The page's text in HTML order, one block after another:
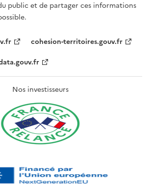
public et de partager ces informations
cohesion-territoires.gouv.fr
Nos investisseurs